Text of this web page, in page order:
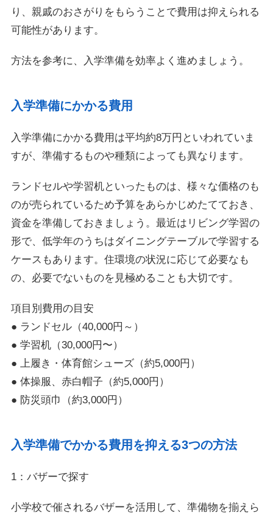
り、親戚のおさがりをもらうことで費用は抑えられる
可能性があります。
方法を参考に、入学準備を効率よく進めましょう。
入学準備にかかる費用
入学準備にかかる費用は平均約8万円といわれていま
すが、準備するものや種類によっても異なります。
ランドセルや学習机といったものは、様々な価格のも
のが売られているため予算をあらかじめたてておき、
資金を準備しておきましょう。最近はリビング学習の
形で、低学年のうちはダイニングテーブルで学習する
ケースもあります。住環境の状況に応じて必要なも
の、必要でないものを見極めることも大切です。
項目別費用の目安
● ランドセル（40,000円～）
● 学習机（30,000円〜）
● 上履き・体育館シューズ（約5,000円）
● 体操服、赤白帽子（約5,000円）
● 防災頭巾（約3,000円）
入学準備でかかる費用を抑える3つの方法
1：バザーで探す
小学校で催されるバザーを活用して、準備物を揃えら